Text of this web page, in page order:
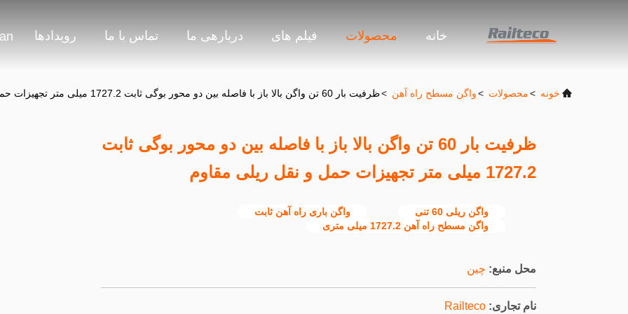
خانه محصولات فیلم های دربارهی ما تماس با ما رویدادها
خونه >محصولات >واگن مسطح راه آهن >ظرفیت بار 60 تن واگن بالا باز با فاصله بین دو محور بوگی ثابت 1727.2 میلی متر تجهیزات حمل و نقل ریلی مقاوم
ظرفیت بار 60 تن واگن بالا باز با فاصله بین دو محور بوگی ثابت
1727.2 میلی متر تجهیزات حمل و نقل ریلی مقاوم
واگن ریلی 60 تنی
واگن باری راه آهن ثابت
واگن مسطح راه آهن 1727.2 میلی متری
محل منبع: چین
نام تجاری: Railteco